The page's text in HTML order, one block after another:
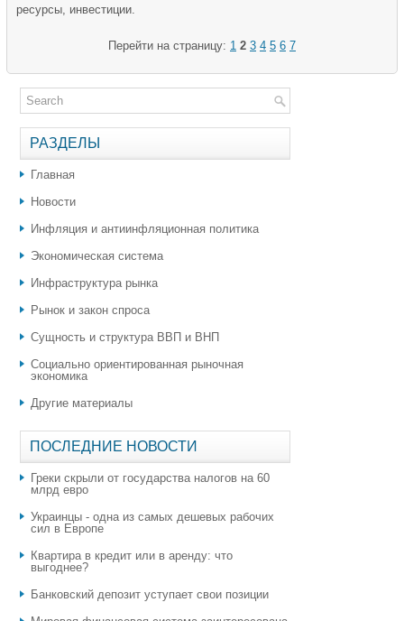
ресурсы, инвестиции.
Перейти на страницу: 1 2 3 4 5 6 7
РАЗДЕЛЫ
Главная
Новости
Инфляция и антиинфляционная политика
Экономическая система
Инфраструктура рынка
Рынок и закон спроса
Сущность и структура ВВП и ВНП
Социально ориентированная рыночная
экономика
Другие материалы
ПОСЛЕДНИЕ НОВОСТИ
Греки скрыли от государства налогов на 60
млрд евро
Украинцы - одна из самых дешевых рабочих
сил в Европе
Квартира в кредит или в аренду: что
выгоднее?
​Банковский депозит уступает свои позиции